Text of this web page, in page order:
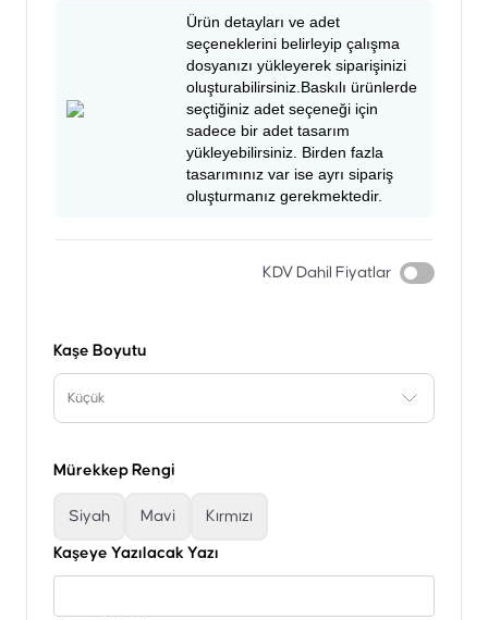
Ürün detayları ve adet
seçeneklerini belirleyip çalışma
dosyanızı yükleyerek siparişinizi
oluşturabilirsiniz.Baskılı ürünlerde
seçtiğiniz adet seçeneği için
sadece bir adet tasarım
yükleyebilirsiniz. Birden fazla
tasarımınız var ise ayrı sipariş
oluşturmanız gerekmektedir.
KDV Dahil Fiyatlar
Mürekkep Rengi
Siyah Mavi Kırmızı
Kaşeye Yazılacak Yazı
Kaşe Boyutu
Küçük